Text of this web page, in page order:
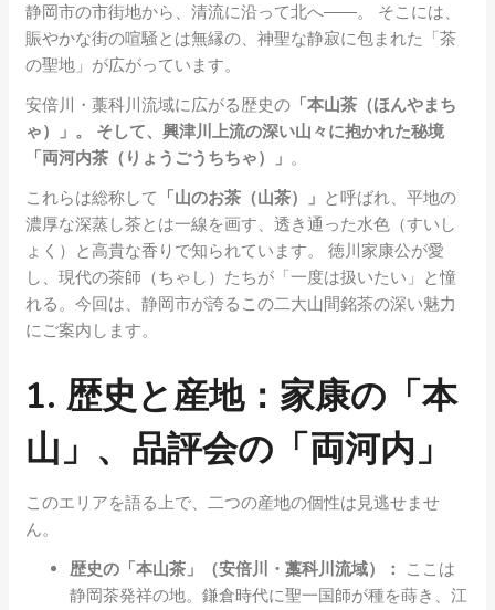
静岡市の市街地から、清流に沿って北へ――。 そこには、
賑やかな街の喧騒とは無縁の、神聖な静寂に包まれた「茶
の聖地」が広がっています。
安倍川・藁科川流域に広がる歴史の 「本山茶（ほんやまち
ゃ）」。 そして、興津川上流の深い山々に抱かれた秘境
「両河内茶（りょうごうちちゃ）」 。
これらは総称して 「山のお茶（山茶）」 と呼ばれ、平地の
濃厚な深蒸し茶とは一線を画す、透き通った水色（すいし
ょく）と高貴な香りで知られています。 徳川家康公が愛
し、現代の茶師（ちゃし）たちが「一度は扱いたい」と憧
れる。今回は、静岡市が誇るこの二大山間銘茶の深い魅力
にご案内します。
1. 歴史と産地：家康の「本
山」、品評会の「両河内」
このエリアを語る上で、二つの産地の個性は見逃せませ
ん。
歴史の「本山茶」（安倍川・藁科川流域）： ここは
静岡茶発祥の地。鎌倉時代に聖一国師が種を蒔き、江